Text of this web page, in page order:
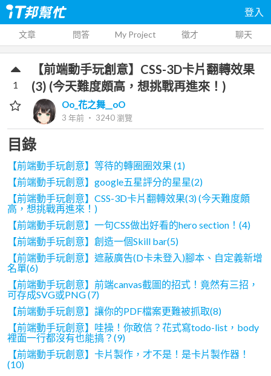
登入
文章 問答 My Project 徵才 聊天
【前端動手玩創意】CSS-3D卡片翻轉效果
(3) (今天難度頗高，想挑戰再進來！)
Oo_花之舞__oO
3 年前 ‧ 3240瀏覽
1
目錄
【前端動手玩創意】等待的轉圈圈效果 (1)
【前端動手玩創意】google五星評分的星星(2)
【前端動手玩創意】CSS-3D卡片翻轉效果(3) (今天難度頗
高，想挑戰再進來！)
【前端動手玩創意】一句CSS做出好看的hero section！(4)
【前端動手玩創意】創造一個Skill bar(5)
【前端動手玩創意】遮蔽廣告(D卡未登入)腳本、自定義新增
名單(6)
【前端動手玩創意】前端canvas截圖的招式！竟然有三招，
可存成SVG或PNG (7)
【前端動手玩創意】讓你的PDF檔案更難被抓取(8)
【前端動手玩創意】哇操！你敢信？花式寫todo-list，body
裡面一行都沒有也能搞？(9)
【前端動手玩創意】卡片製作，才不是！是卡片製作器！
(10)